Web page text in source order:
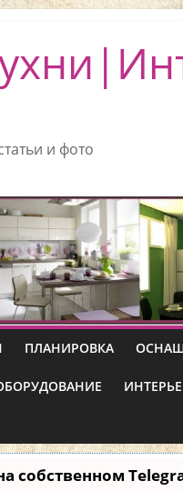
и фото
ПЛАНИРОВКА
собственном